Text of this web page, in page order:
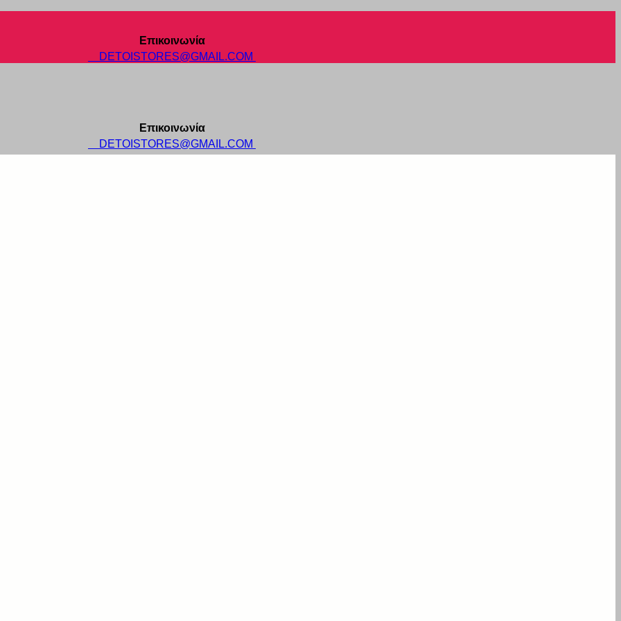
Επικοινωνία
DETOISTORES@GMAIL.COM
Επικοινωνία
DETOISTORES@GMAIL.COM